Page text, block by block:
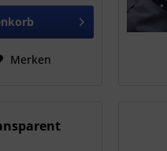
Merken